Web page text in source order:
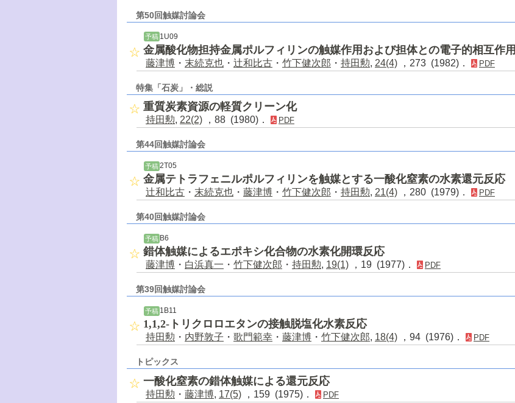
第50回触媒討論会
予稿 1U09
金属酸化物担持金属ポルフィリンの触媒作用および担体との電子的相互作用
藤津博 ・ 末続克也 ・ 辻和比古 ・ 竹下健次郎 ・ 持田勲, 24(4) ，273 (1982)． PDF
特集「石炭」・総説
重質炭素資源の軽質クリーン化
持田勲, 22(2) ，88 (1980)． PDF
第44回触媒討論会
予稿 2T05
金属テトラフェニルポルフィリンを触媒とする一酸化窒素の水素還元反応
辻和比古 ・ 末続克也 ・ 藤津博 ・ 竹下健次郎 ・ 持田勲, 21(4) ，280 (1979)． PDF
第40回触媒討論会
予稿B6
錯体触媒によるエポキシ化合物の水素化開環反応
藤津博 ・ 白浜真一 ・ 竹下健次郎 ・ 持田勲, 19(1) ，19 (1977)． PDF
第39回触媒討論会
予稿1B11
1,1,2-トリクロロエタンの接触脱塩化水素反応
持田勲 ・ 内野敦子 ・ 歌門範幸 ・ 藤津博 ・ 竹下健次郎, 18(4) ，94 (1976)． PDF
トピックス
一酸化窒素の錯体触媒による還元反応
持田勲 ・ 藤津博, 17(5) ，159 (1975)． PDF